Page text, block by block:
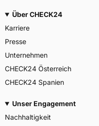
Über CHECK24
Karriere
Presse
Unternehmen
CHECK24 Österreich
CHECK24 Spanien
Unser Engagement
Nachhaltigkeit